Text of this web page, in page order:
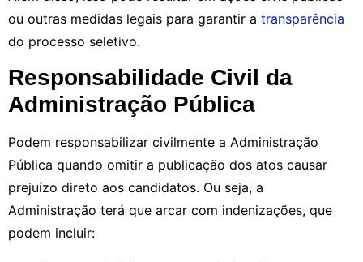
ou outras medidas legais para garantir a transparência
do processo seletivo.
Responsabilidade Civil da
Administração Pública
Podem responsabilizar civilmente a Administração
Pública quando omitir a publicação dos atos causar
prejuízo direto aos candidatos. Ou seja, a
Administração terá que arcar com indenizações, que
podem incluir: